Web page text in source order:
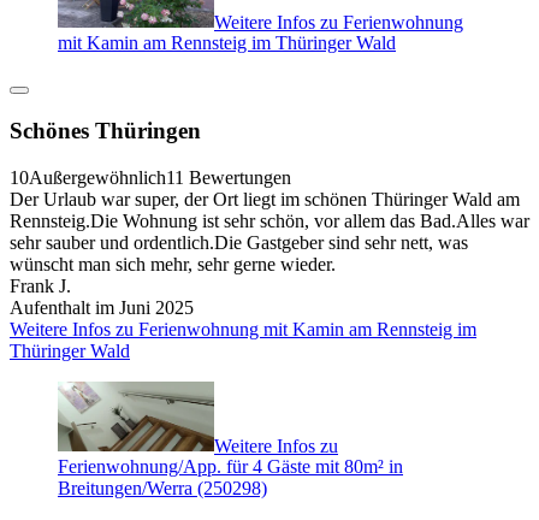
Weitere Infos zu Ferienwohnung
mit Kamin am Rennsteig im Thüringer Wald
Schönes Thüringen
10Außergewöhnlich11 Bewertungen
Der Urlaub war super, der Ort liegt im schönen Thüringer Wald am
Rennsteig.Die Wohnung ist sehr schön, vor allem das Bad.Alles war
sehr sauber und ordentlich.Die Gastgeber sind sehr nett, was
wünscht man sich mehr, sehr gerne wieder.
Frank J.
Aufenthalt im Juni 2025
Weitere Infos zu Ferienwohnung mit Kamin am Rennsteig im
Thüringer Wald
Weitere Infos zu
Ferienwohnung/App. für 4 Gäste mit 80m² in
Breitungen/Werra (250298)